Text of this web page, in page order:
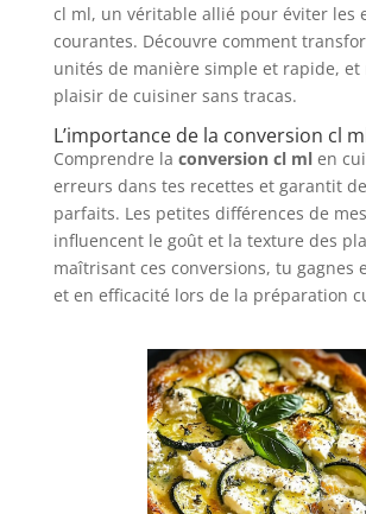
cl ml, un véritable allié pour éviter les
courantes. Découvre comment
unités de manière simple et rapide, et
plaisir de cuisiner sans tracas.
L’importance de la conversion cl
Comprendre la conversion cl mlen
erreurs dans tes recettes et garantit
parfaits. Les petites différences de
influencent le goût et la texture des
maîtrisant ces conversions, tu gagnes
et en efficacité lors de la préparation